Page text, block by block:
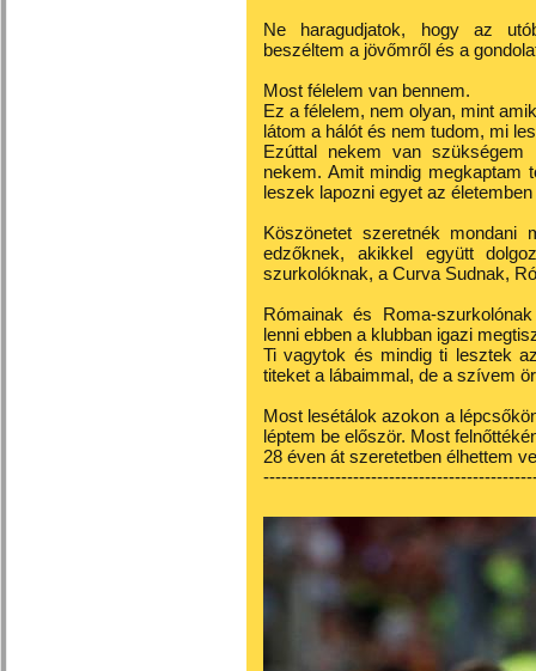
Ne haragudjatok, hogy az
beszéltem a jövőmről és a
Most félelem van bennem.
Ez a félelem, nem olyan, mint
látom a hálót és nem tudom, mi
Ezúttal nekem van
nekem. Amit mindig megkaptam
leszek lapozni egyet az
Köszönetet szeretnék mondani
edzőknek, akikkel együtt
szurkolóknak, a Curva Sudnak,
Rómainak és Roma-
lenni ebben a klubban igazi
Ti vagytok és mindig ti lesztek
titeket a lábaimmal, de a szívem
Most lesétálok azokon a
léptem be először. Most
28 éven át szeretetben élhettem